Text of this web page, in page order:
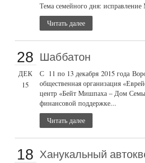
Тема семейного дня:
Читать далее
28
ДЕК
15
Шаббатон
С 11 по 13 декабря 2015 года
общественная организация
центр «Бейт Мишпаха – Дом
финансовой поддержке...
Читать далее
18 Ханукальный